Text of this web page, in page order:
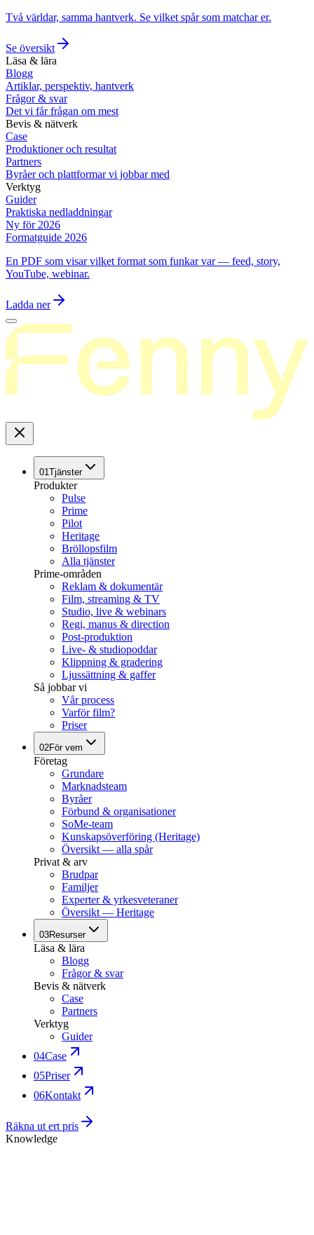
Två världar, samma hantverk. Se vilket spår som matchar er.
Se översikt
Läsa & lära
Blogg
Artiklar, perspektiv, hantverk
Frågor & svar
Det vi får frågan om mest
Bevis & nätverk
Case
Produktioner och resultat
Partners
Byråer och plattformar vi jobbar med
Verktyg
Guider
Praktiska nedladdningar
Ny för 2026
Formatguide 2026
En PDF som visar vilket format som funkar var — feed, story,
YouTube, webinar.
Ladda ner
01Tjänster
Produkter
Pulse
Prime
Pilot
Heritage
Bröllopsfilm
Alla tjänster
Prime-områden
Reklam & dokumentär
Film, streaming & TV
Studio, live & webinars
Regi, manus & direction
Post-produktion
Live- & studiopoddar
Klippning & gradering
Ljussättning & gaffer
Så jobbar vi
Vår process
Varför film?
Priser
02För vem
Företag
Grundare
Marknadsteam
Byråer
Förbund & organisationer
SoMe-team
Kunskapsöverföring (Heritage)
Översikt — alla spår
Privat & arv
Brudpar
Familjer
Experter & yrkesveteraner
Översikt — Heritage
03Resurser
Läsa & lära
Blogg
Frågor & svar
Bevis & nätverk
Case
Partners
Verktyg
Guider
04Case
05Priser
06Kontakt
Räkna ut ert pris
Knowledge